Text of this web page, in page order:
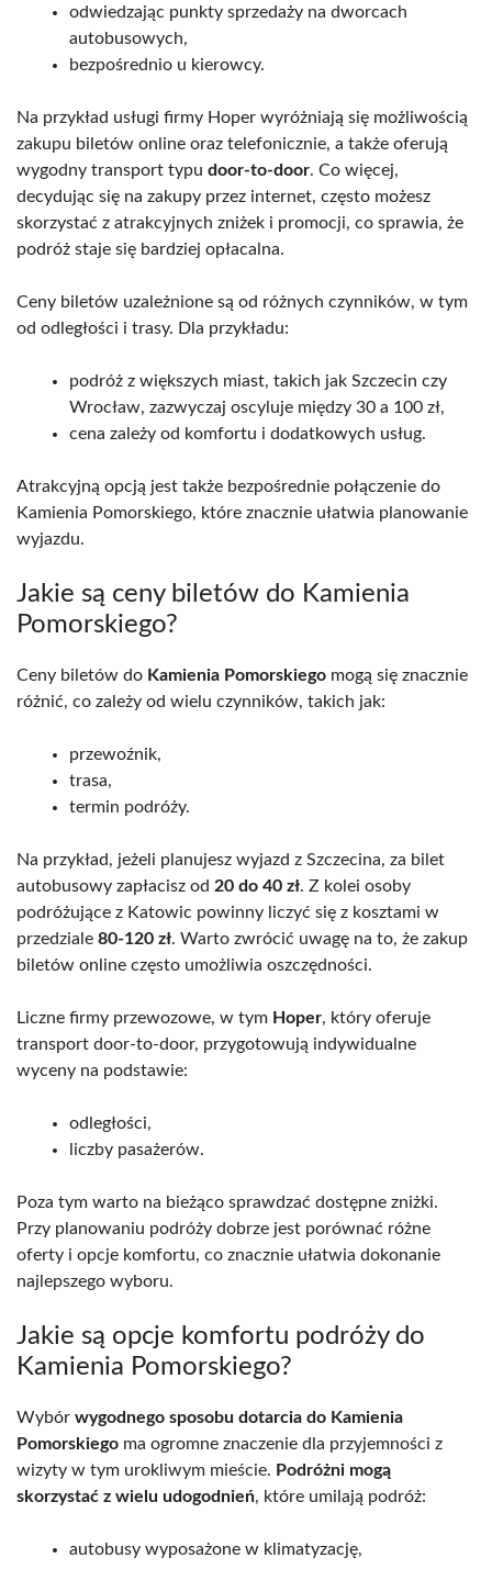
odwiedzając punkty sprzedaży na dworcach
autobusowych,
bezpośrednio u kierowcy.
Na przykład usługi firmy Hoper wyróżniają się możliwością
zakupu biletów online oraz telefonicznie, a także oferują
wygodny transport typu door-to-door. Co więcej,
decydując się na zakupy przez internet, często możesz
skorzystać z atrakcyjnych zniżek i promocji, co sprawia, że
podróż staje się bardziej opłacalna.
Ceny biletów uzależnione są od różnych czynników, w tym
od odległości i trasy. Dla przykładu:
podróż z większych miast, takich jak Szczecin czy
Wrocław, zazwyczaj oscyluje między 30 a 100 zł,
cena zależy od komfortu i dodatkowych usług.
Atrakcyjną opcją jest także bezpośrednie połączenie do
Kamienia Pomorskiego, które znacznie ułatwia planowanie
wyjazdu.
Jakie są ceny biletów do Kamienia
Pomorskiego?
Ceny biletów do Kamienia Pomorskiego mogą się znacznie
różnić, co zależy od wielu czynników, takich jak:
przewoźnik,
trasa,
termin podróży.
Na przykład, jeżeli planujesz wyjazd z Szczecina, za bilet
autobusowy zapłacisz od 20 do 40 zł. Z kolei osoby
podróżujące z Katowic powinny liczyć się z kosztami w
przedziale 80-120 zł. Warto zwrócić uwagę na to, że zakup
biletów online często umożliwia oszczędności.
Liczne firmy przewozowe, w tym Hoper, który oferuje
transport door-to-door, przygotowują indywidualne
wyceny na podstawie:
odległości,
liczby pasażerów.
Poza tym warto na bieżąco sprawdzać dostępne zniżki.
Przy planowaniu podróży dobrze jest porównać różne
oferty i opcje komfortu, co znacznie ułatwia dokonanie
najlepszego wyboru.
Jakie są opcje komfortu podróży do
Kamienia Pomorskiego?
Wybór wygodnego sposobu dotarcia do Kamienia
Pomorskiego ma ogromne znaczenie dla przyjemności z
wizyty w tym urokliwym mieście. Podróżni mogą
skorzystać z wielu udogodnień, które umilają podróż:
autobusy wyposażone w klimatyzację,